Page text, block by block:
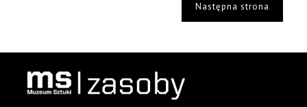
Następna strona